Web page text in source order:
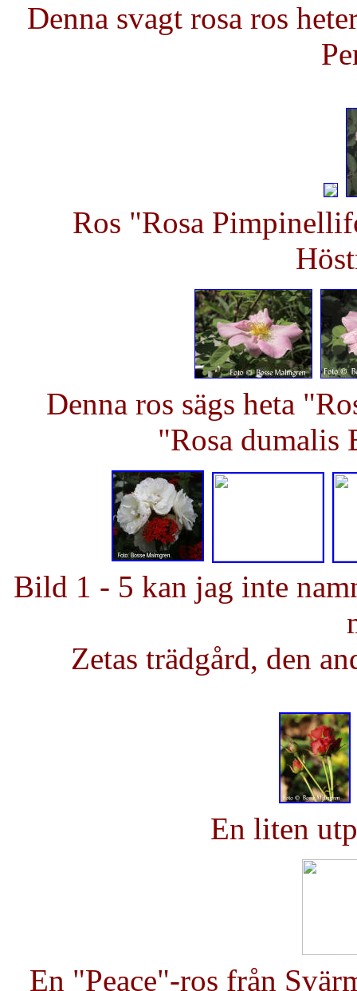
Denna svagt rosa ros
Ros "Rosa
Denna ros sägs heta
"Rosa dumalis
Bild 1 - 5 kan jag inte
Zetas trädgård, den
En liten
En "Peace"-ros från